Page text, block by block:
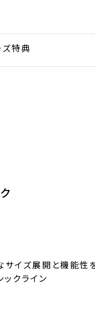
ズ特典
サイズ展開と機能性
ックライン